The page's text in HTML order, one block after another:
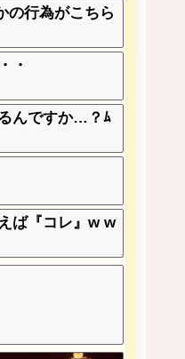
の行為がこちら
・
んですか…？ﾑ
ば『コレ』w w